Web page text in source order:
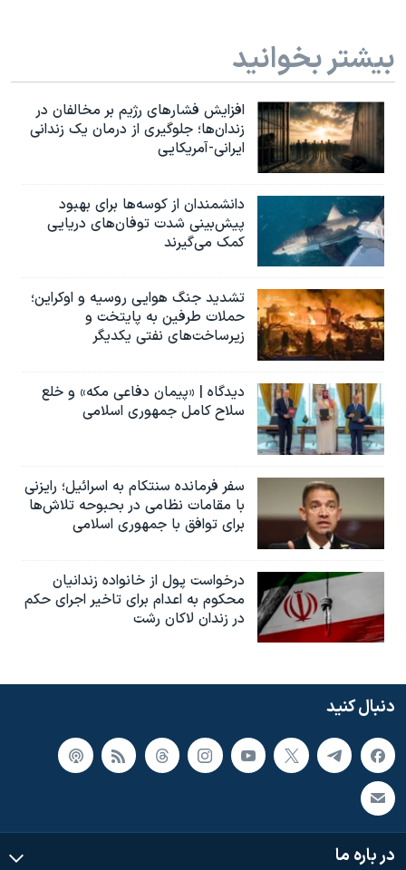
بیشتر بخوانید
افزایش فشارهای رژیم بر مخالفان در
زندان‌ها؛ جلوگیری از درمان یک زندانی
ایرانی-آمریکایی
دانشمندان از کوسه‌ها برای بهبود
پیش‌بینی شدت توفان‌های دریایی
کمک می‌گیرند
تشدید جنگ هوایی روسیه و اوکراین؛
حملات طرفین به پایتخت‌ و
زیرساخت‌های نفتی یکدیگر
دیدگاه | «پیمان دفاعی مکه» و خلع
سلاح کامل جمهوری اسلامی
سفر فرمانده سنتکام به اسرائیل؛ رایزنی
با مقامات نظامی در بحبوحه تلاش‌ها
برای توافق با جمهوری اسلامی
درخواست پول از خانواده زندانیان
محکوم به‌ اعدام برای تاخیر اجرای حکم
در زندان لاکان رشت
دنبال کنید
در باره ما